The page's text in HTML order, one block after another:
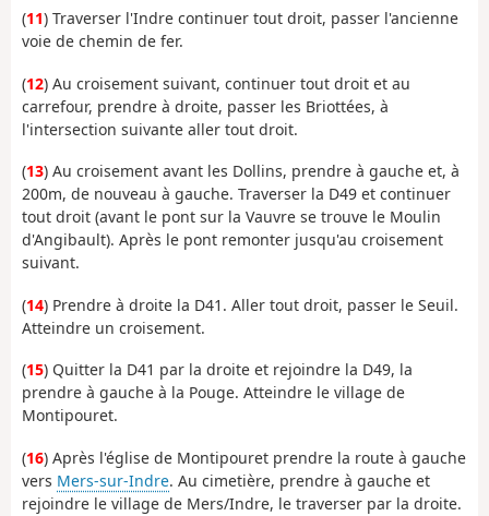
(11) Traverser l'Indre continuer tout droit, passer l'ancienne
voie de chemin de fer.
(12) Au croisement suivant, continuer tout droit et au
carrefour, prendre à droite, passer les Briottées, à
l'intersection suivante aller tout droit.
(13) Au croisement avant les Dollins, prendre à gauche et, à
200m, de nouveau à gauche. Traverser la D49 et continuer
tout droit (avant le pont sur la Vauvre se trouve le Moulin
d'Angibault). Après le pont remonter jusqu'au croisement
suivant.
(14) Prendre à droite la D41. Aller tout droit, passer le Seuil.
Atteindre un croisement.
(15) Quitter la D41 par la droite et rejoindre la D49, la
prendre à gauche à la Pouge. Atteindre le village de
Montipouret.
(16) Après l'église de Montipouret prendre la route à gauche
vers Mers-sur-Indre. Au cimetière, prendre à gauche et
rejoindre le village de Mers/Indre, le traverser par la droite.